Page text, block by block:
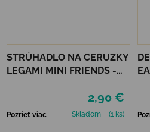
STRÚHADLO NA CERUZKY
LEGAMI MINI FRIENDS -
2,90 €
Pozrieť viac Skladom (1 ks)